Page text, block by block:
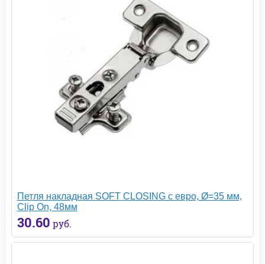
Петля накладная SOFT CLOSING с евро, Ø=35 мм,
Clip On, 48мм
30.60 руб.